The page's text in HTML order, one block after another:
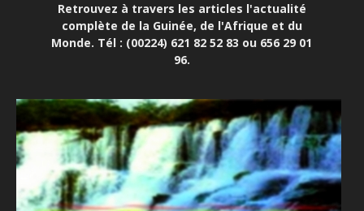
Retrouvez à travers les articles l'actualité
complète de la Guinée, de l'Afrique et du
Monde. Tél : (00224) 621 82 52 83 ou 656 29 01
96.